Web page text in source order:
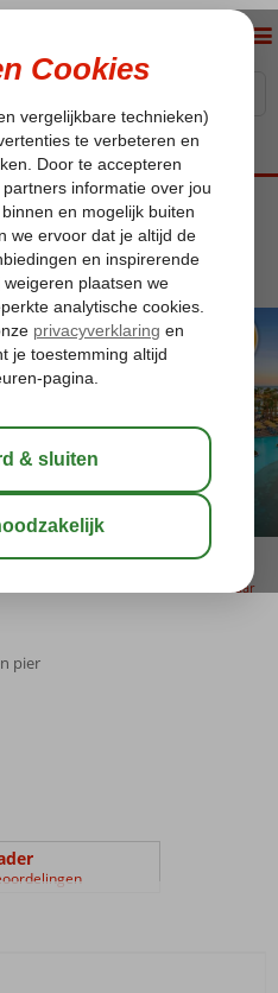
Stad Pickalbatros Palace Resort
Resort
bewaar
pier